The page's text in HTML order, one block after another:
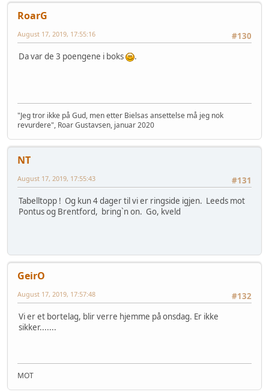
RoarG
#130
August 17, 2019, 17:55:16
Da var de 3 poengene i boks .
"Jeg tror ikke på Gud, men etter Bielsas ansettelse må jeg nok
revurdere", Roar Gustavsen, januar 2020
NT
#131
August 17, 2019, 17:55:43
Tabelltopp ! Og kun 4 dager til vi er ringside igjen. Leeds mot
Pontus og Brentford, bring`n on. Go, kveld
GeirO
#132
August 17, 2019, 17:57:48
Vi er et bortelag, blir verre hjemme på onsdag. Er ikke
sikker.......
MOT